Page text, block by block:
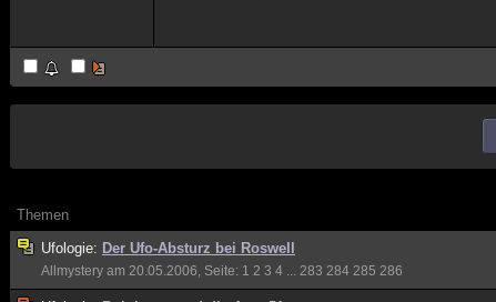
Themen
Ufologie: Der Ufo-Absturz bei Roswell
Allmystery am 20.05.2006, Seite: 1 2 3 4 283 284 285 286